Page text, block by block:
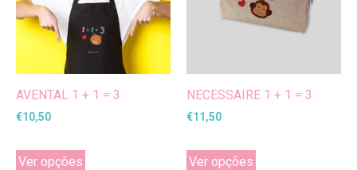
AVENTAL 1 + 1 = 3
€10,50
Ver opções
NECESSAIRE 1 + 1 = 3
€11,50
Ver opções